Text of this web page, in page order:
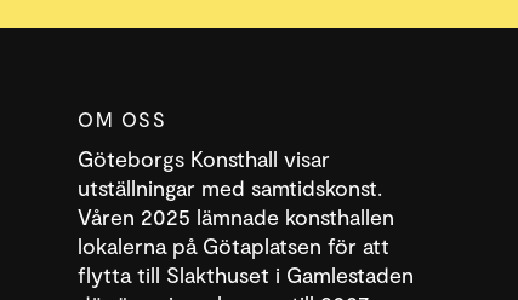
OM OSS
Göteborgs Konsthall visar
utställningar med samtidskonst.
Våren 2025 lämnade konsthallen
lokalerna på Götaplatsen för att
flytta till Slakthuset i Gamlestaden